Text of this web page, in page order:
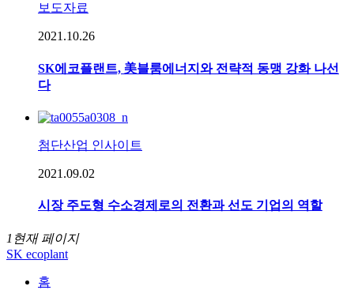
보도자료
2021.10.26
SK에코플랜트, 美블룸에너지와 전략적 동맹 강화 나선
다
첨단산업 인사이트
2021.09.02
시장 주도형 수소경제로의 전환과 선도 기업의 역할
1 현재 페이지
SK ecoplant
홈